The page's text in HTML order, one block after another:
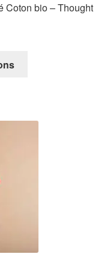
Coton bio – Thought